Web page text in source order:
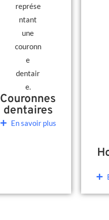
Couronnes
dentaires
En savoir plus